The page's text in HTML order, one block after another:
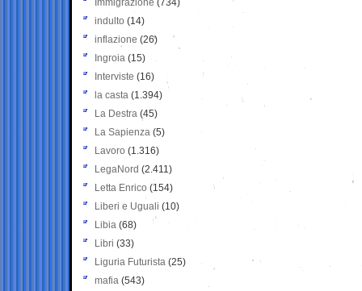
Immigrazione (734)
indulto (14)
inflazione (26)
Ingroia (15)
Interviste (16)
la casta (1.394)
La Destra (45)
La Sapienza (5)
Lavoro (1.316)
LegaNord (2.411)
Letta Enrico (154)
Liberi e Uguali (10)
Libia (68)
Libri (33)
Liguria Futurista (25)
mafia (543)